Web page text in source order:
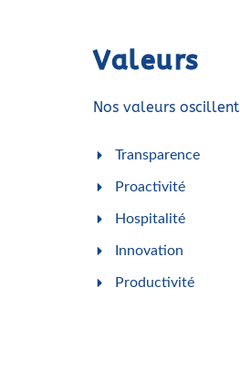
Valeurs
Nos valeurs
Transparence
Proactivité
Hospitalité
Innovation
Productivité